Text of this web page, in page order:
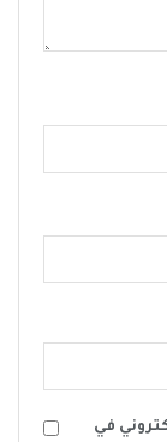
في